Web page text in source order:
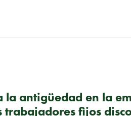
la antigüedad en la
trabajadores fijos